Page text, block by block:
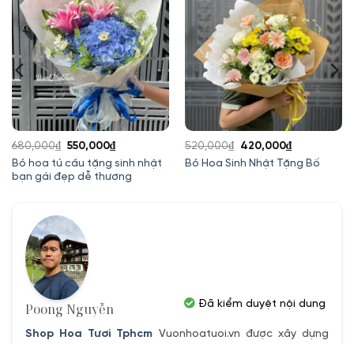
Bó hoa tú cầu tặng sinh nhật
bạn gái đẹp dễ thương
680,000₫ Giá
gốc
là:
550,000₫Giá
hiện
tại
Bó Hoa Sinh Nhật Tặng Bố
520,000₫
Giá
gốc
420,000₫Giá
hiện
Poong Nguyễn
Shop Hoa Tươi Tphcm Vuonhoatuoi.vn được xây dựng
Đã kiểm duyệt nội dung